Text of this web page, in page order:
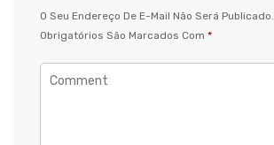
O Seu Endereço De E-Mail Não Será Publicado.
Obrigatórios São Marcados Com *